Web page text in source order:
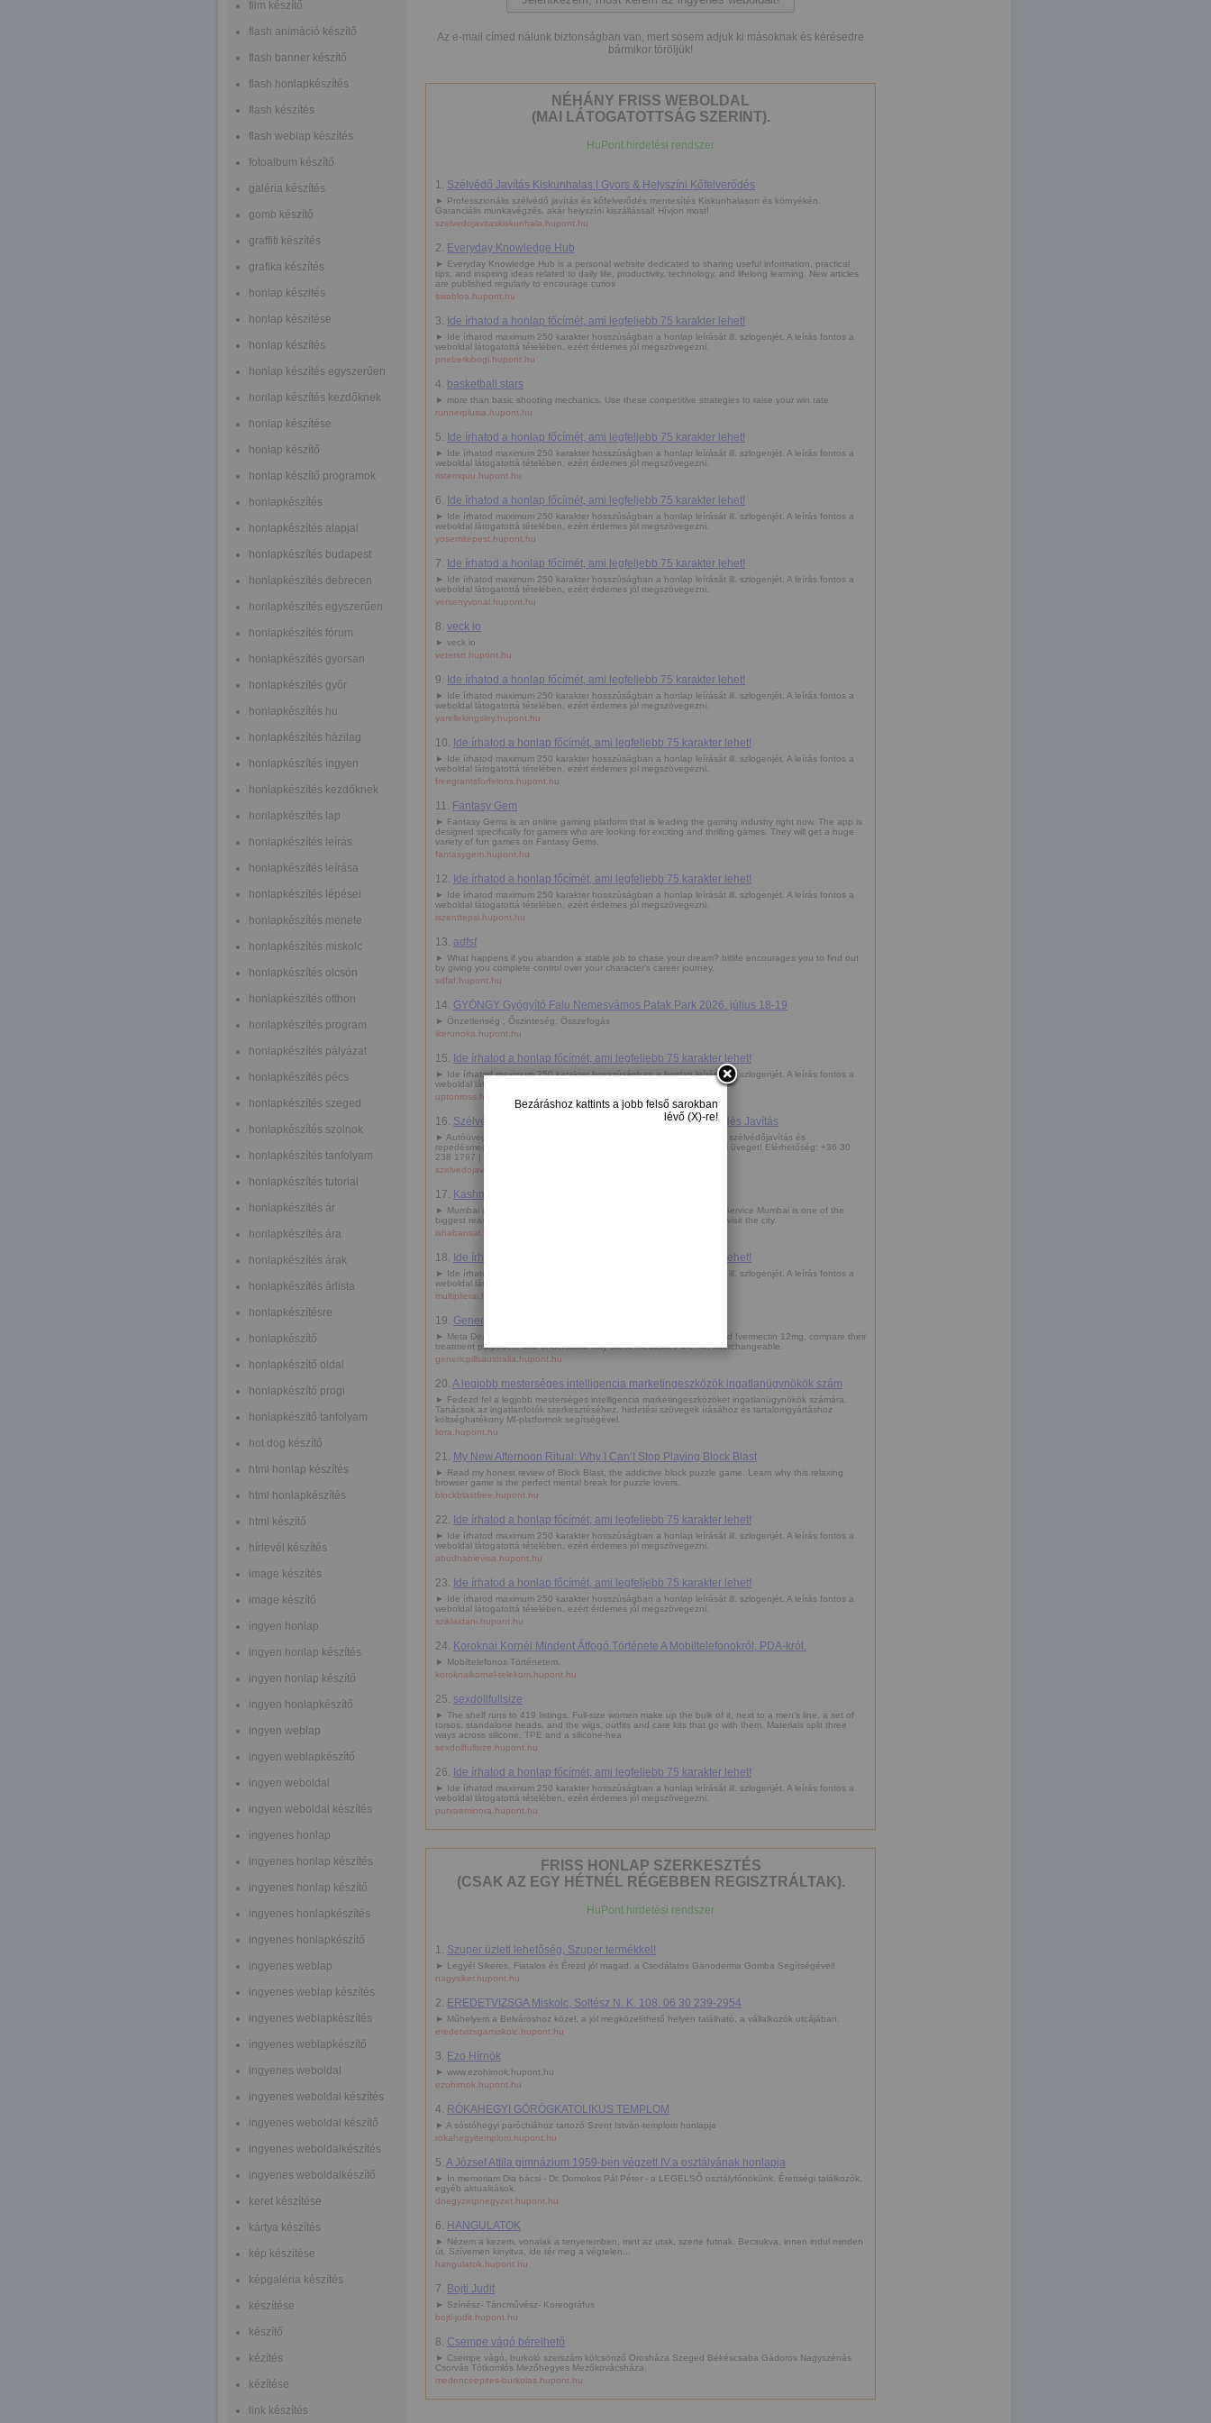
film készítő
flash animáció készítő
flash banner készítő
flash honlapkészítés
flash készítés
flash weblap készítés
fotoalbum készítő
galéria készítés
gomb készítő
graffiti készítés
grafika készítés
honlap készités
honlap készitése
honlap készítés
honlap készítés egyszerűen
honlap készítés kezdőknek
honlap készítése
honlap készítő
honlap készítő programok
honlapkészítés
honlapkészítés alapjai
honlapkészítés budapest
honlapkészítés debrecen
honlapkészítés egyszerűen
honlapkészítés fórum
honlapkészítés gyorsan
honlapkészítés győr
honlapkészítés hu
honlapkészítés házilag
honlapkészítés ingyen
honlapkészítés kezdőknek
honlapkészítés lap
honlapkészítés leírás
honlapkészítés leírása
honlapkészítés lépései
honlapkészítés menete
honlapkészítés miskolc
honlapkészítés olcsón
honlapkészítés otthon
honlapkészítés program
honlapkészítés pályázat
honlapkészítés pécs
honlapkészítés szeged
honlapkészítés szolnok
honlapkészítés tanfolyam
honlapkészítés tutorial
honlapkészítés ár
honlapkészítés ára
honlapkészítés árak
honlapkészítés árlista
honlapkészítésre
honlapkészítő
honlapkészítő oldal
honlapkészítő progi
honlapkészítő tanfolyam
hot dog készítő
html honlap készítés
html honlapkészítés
html készítő
hírlevél készítés
image készítés
image készítő
ingyen honlap
ingyen honlap készítés
ingyen honlap készítő
ingyen honlapkészítő
ingyen weblap
ingyen weblapkészítő
ingyen weboldal
ingyen weboldal készítés
ingyenes honlap
ingyenes honlap készítés
ingyenes honlap készítő
ingyenes honlapkészítés
ingyenes honlapkészítő
ingyenes weblap
ingyenes weblap készítés
ingyenes weblapkészítés
ingyenes weblapkészítő
ingyenes weboldal
ingyenes weboldal készítés
ingyenes weboldal készítő
ingyenes weboldalkészítés
ingyenes weboldalkészítő
keret készítése
kártya készítés
kép készitése
képgaléria készítés
készítése
készítő
kézítés
kézítése
link készítés
Az e-mail címed nálunk biztonságban van, mert sosem adjuk ki másoknak és kérésedre
bármikor töröljük!
NÉHÁNY FRISS WEBOLDAL
(MAI LÁTOGATOTTSÁG SZERINT).
HuPont hirdetési rendszer
1. Szélvédő Javítás Kiskunhalas | Gyors & Helyszíni Kőfelverődés
► Professzionális szélvédő javítás és kőfelverődés mentesítés Kiskunhalason és környékén.
Garanciális munkavégzés, akár helyszíni kiszállással! Hívjon most!
szelvedojavitaskiskunhala.hupont.hu
2. Everyday Knowledge Hub
► Everyday Knowledge Hub is a personal website dedicated to sharing useful information, practical
tips, and inspiring ideas related to daily life, productivity, technology, and lifelong learning. New articles
are published regularly to encourage curios
swabloa.hupont.hu
3. Ide írhatod a honlap főcímét, ami legfeljebb 75 karakter lehet!
► Ide írhatod maximum 250 karakter hosszúságban a honlap leírását ill. szlogenjét. A leírás fontos a
weboldal látogatottá tételében, ezért érdemes jól megszövegezni.
pneberkibogi.hupont.hu
4. basketball stars
► more than basic shooting mechanics. Use these competitive strategies to raise your win rate
runnerplusia.hupont.hu
5. Ide írhatod a honlap főcímét, ami legfeljebb 75 karakter lehet!
► Ide írhatod maximum 250 karakter hosszúságban a honlap leírását ill. szlogenjét. A leírás fontos a
weboldal látogatottá tételében, ezért érdemes jól megszövegezni.
ristemquu.hupont.hu
6. Ide írhatod a honlap főcímét, ami legfeljebb 75 karakter lehet!
► Ide írhatod maximum 250 karakter hosszúságban a honlap leírását ill. szlogenjét. A leírás fontos a
weboldal látogatottá tételében, ezért érdemes jól megszövegezni.
yosemitepest.hupont.hu
7. Ide írhatod a honlap főcímét, ami legfeljebb 75 karakter lehet!
► Ide írhatod maximum 250 karakter hosszúságban a honlap leírását ill. szlogenjét. A leírás fontos a
weboldal látogatottá tételében, ezért érdemes jól megszövegezni.
versenyvonal.hupont.hu
8. veck io
► veck io
vetersrt.hupont.hu
9. Ide írhatod a honlap főcímét, ami legfeljebb 75 karakter lehet!
► Ide írhatod maximum 250 karakter hosszúságban a honlap leírását ill. szlogenjét. A leírás fontos a
weboldal látogatottá tételében, ezért érdemes jól megszövegezni.
yarellekingsley.hupont.hu
10. Ide írhatod a honlap főcímét, ami legfeljebb 75 karakter lehet!
► Ide írhatod maximum 250 karakter hosszúságban a honlap leírását ill. szlogenjét. A leírás fontos a
weboldal látogatottá tételében, ezért érdemes jól megszövegezni.
freegrantsforfelons.hupont.hu
11. Fantasy Gem
► Fantasy Gems is an online gaming platform that is leading the gaming industry right now. The app is
designed specifically for gamers who are looking for exciting and thrilling games. They will get a huge
variety of fun games on Fantasy Gems,
fantasygem.hupont.hu
12. Ide írhatod a honlap főcímét, ami legfeljebb 75 karakter lehet!
► Ide írhatod maximum 250 karakter hosszúságban a honlap leírását ill. szlogenjét. A leírás fontos a
weboldal látogatottá tételében, ezért érdemes jól megszövegezni.
iszenttepsi.hupont.hu
13. adfsf
► What happens if you abandon a stable job to chase your dream? bitlife encourages you to find out
by giving you complete control over your character's career journey.
sdfaf.hupont.hu
14. GYÖNGY Gyógyító Falu Nemesvámos Patak Park 2026. július 18-19
► Önzetlenség , Őszinteség, Összefogás
ikerunoka.hupont.hu
15. Ide írhatod a honlap főcímét, ami legfeljebb 75 karakter lehet!
► Ide írhatod maximum 250 karakter hosszúságban a honlap leírását ill. szlogenjét. A leírás fontos a
weboldal látogatottá tételében, ezért érdemes jól megszövegezni.
uptonross.hupont.hu
16. Szélvédő javítás Orosháza – Kavicsfelverődés és Repedés Javítás
► Autóüveg & szélvédőjavítás Orosháza. Kavicsot kapott? Szakszerű szélvédőjavítás és
repedésmegállítás garanciával, rövid határidővel. Mentsük meg a gyári üveget! Elérhetőség: +36 30
238 1797 | szegedszelvedojavitas.hu
szelvedojavitasoroshaza.hupont.hu
17. Kashmiri Escorts
► Mumbai is known as the city that never sleeps, and Bhabhi Escort Service Mumbai is one of the
biggest reasons why travelers from across India and around the world visit the city.
ishabansal.hupont.hu
18. Ide írhatod a honlap főcímét, ami legfeljebb 75 karakter lehet!
► Ide írhatod maximum 250 karakter hosszúságban a honlap leírását ill. szlogenjét. A leírás fontos a
weboldal látogatottá tételében, ezért érdemes jól megszövegezni.
multiplierai.hupont.hu
19. Generic Pills Australia
► Meta Description: Explore the intended uses of Modafinil 200mg and Ivermectin 12mg, compare their
treatment purposes, and understand why these medicines are not interchangeable.
genericpillsaustralia.hupont.hu
20. A legjobb mesterséges intelligencia marketingeszközök ingatlanügynökök szám
► Fedezd fel a legjobb mesterséges intelligencia marketingeszközöket ingatlanügynökök számára.
Tanácsok az ingatlanfotók szerkesztéséhez, hirdetési szövegek írásához és tartalomgyártáshoz
költséghatékony MI-platformok segítségével.
liora.hupont.hu
21. My New Afternoon Ritual: Why I Can’t Stop Playing Block Blast
► Read my honest review of Block Blast, the addictive block puzzle game. Learn why this relaxing
browser game is the perfect mental break for puzzle lovers.
blockblastfree.hupont.hu
22. Ide írhatod a honlap főcímét, ami legfeljebb 75 karakter lehet!
► Ide írhatod maximum 250 karakter hosszúságban a honlap leírását ill. szlogenjét. A leírás fontos a
weboldal látogatottá tételében, ezért érdemes jól megszövegezni.
abudhabievisa.hupont.hu
23. Ide írhatod a honlap főcímét, ami legfeljebb 75 karakter lehet!
► Ide írhatod maximum 250 karakter hosszúságban a honlap leírását ill. szlogenjét. A leírás fontos a
weboldal látogatottá tételében, ezért érdemes jól megszövegezni.
sziklaidani.hupont.hu
24. Koroknai Kornél Mindent Átfogó Története A Mobiltelefonokról, PDA-król.
► Mobiltelefonos Történetem.
koroknaikornel-telekom.hupont.hu
25. sexdollfullsize
► The shelf runs to 419 listings. Full-size women make up the bulk of it, next to a men’s line, a set of
torsos, standalone heads, and the wigs, outfits and care kits that go with them. Materials split three
ways across silicone, TPE and a silicone-hea
sexdollfullsize.hupont.hu
26. Ide írhatod a honlap főcímét, ami legfeljebb 75 karakter lehet!
► Ide írhatod maximum 250 karakter hosszúságban a honlap leírását ill. szlogenjét. A leírás fontos a
weboldal látogatottá tételében, ezért érdemes jól megszövegezni.
purvaeminora.hupont.hu
FRISS HONLAP SZERKESZTÉS
(CSAK AZ EGY HÉTNÉL RÉGEBBEN REGISZTRÁLTAK).
HuPont hirdetési rendszer
1. Szuper üzleti lehetőség, Szuper termékkel!
► Legyél Sikeres, Fiatalos és Érezd jól magad, a Csodálatos Ganoderma Gomba Segítségével!
nagysiker.hupont.hu
2. EREDETVIZSGA Miskolc, Soltész N. K. 108. 06 30 239-2954
► Műhelyem a Belvároshoz közel, a jól megközelíthető helyen található, a vállalkozók utcájában.
eredetvizsgamiskolc.hupont.hu
3. Ezo Hírnök
► www.ezohirnok.hupont.hu
ezohirnok.hupont.hu
4. RÓKAHEGYI GÖRÖGKATOLIKUS TEMPLOM
► A sóstóhegyi paróchiához tartozó Szent István-templom honlapja
rokahegyitemplom.hupont.hu
5. A József Attila gimnázium 1959-ben végzett IV.a osztályának honlapja
► In memoriam Dia bácsi - Dr. Domokos Pál Péter - a LEGELSŐ osztályfőnökünk. Érettségi találkozók,
egyéb aktualitások.
dnegyzetpnegyzet.hupont.hu
6. HANGULATOK
► Nézem a kezem, vonalak a tenyeremben, mint az utak, szerte futnak. Becsukva, innen indul minden
út. Szívemen kinyitva, ide tér meg a végtelen...
hangulatok.hupont.hu
7. Bojti Judit
► Színész- Táncművész- Koreográfus
bojti-judit.hupont.hu
8. Csempe vágó bérelhető
► Csempe vágó, burkoló szerszám kölcsönző Orosháza Szeged Békéscsaba Gádoros Nagyszénás
Csorvás Tótkomlós Mezőhegyes Mezőkovácsháza
medenceepites-burkolas.hupont.hu